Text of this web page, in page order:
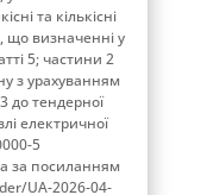
та кількісні
що визначенні у
5; частини 2
з урахуванням
до тендерної
електричної
5
за посиланням
UA-2026-04-